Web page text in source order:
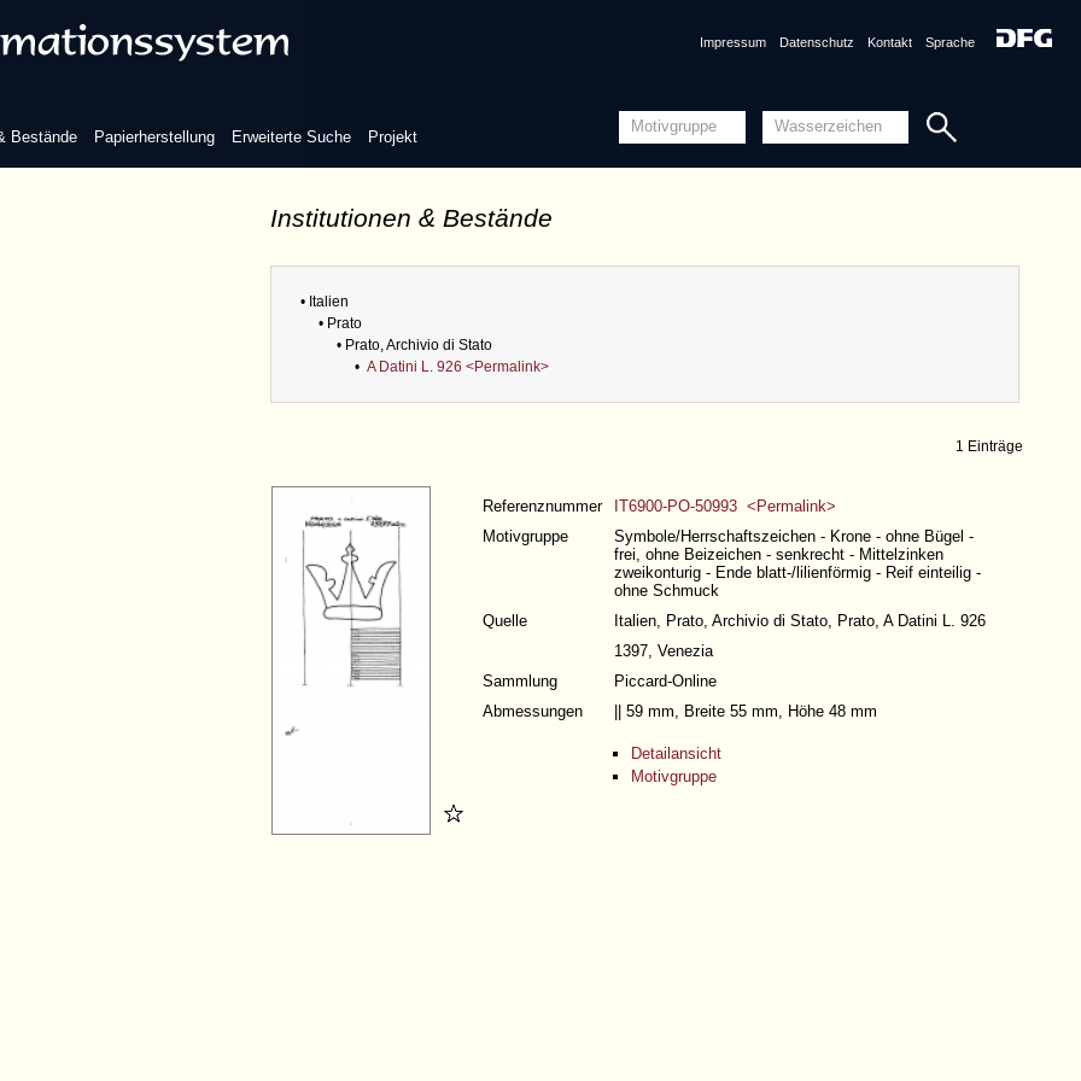
Bestände Papierherstellung Erweiterte Suche Projekt
Impressum Datenschutz Kontakt Sprache
Institutionen & Bestände
• Italien
• Prato
• Prato, Archivio di Stato
•A Datini L. 926 <Permalink>
1 Einträge
Referenznummer
IT6900-PO-50993 <Permalink>
Motivgruppe
Symbole/Herrschaftszeichen - Krone - ohne Bügel -
frei, ohne Beizeichen - senkrecht - Mittelzinken
zweikonturig - Ende blatt-/lilienförmig - Reif einteilig -
ohne Schmuck
Quelle
Italien, Prato, Archivio di Stato, Prato, A Datini L. 926
1397, Venezia
Sammlung
Piccard-Online
Abmessungen
|| 59 mm, Breite 55 mm, Höhe 48 mm
Detailansicht
Motivgruppe